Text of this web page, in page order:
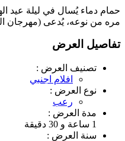
حمام دماء يُسال في ليلة عيد
مره من نوعه، يُدعى (مهرجان
تفاصيل العرض
تصنيف العرض :
افلام اجنبي
نوع العرض :
رعب
مدة العرض :
1 ساعة و 30 دقيقة
سنة العرض :